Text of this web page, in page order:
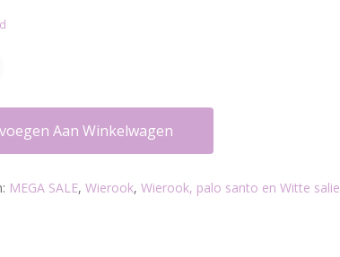
Aan Winkelwagen
MEGA SALE, Wierook, Wierook, palo santo en Witte salie